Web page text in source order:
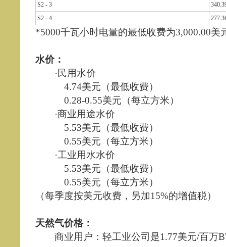
S2 - 3
S2 - 4
*5000千瓦小时电量的最低收费为3,000.00美
水价：
·民用水价
4.74美元（最低收费）
0.28-0.55美元（每立方米）
·商业用途水价
5.53美元（最低收费）
0.55美元（每立方米）
·工业用水水价
5.53美元（最低收费）
0.55美元（每立方米）
（每季度按美元收费，另加15%的增值税）
天然气价格：
商业用户：轻工业公司是1.77美元/百万